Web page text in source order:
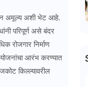
अमूल्य अशी भेट आहे.
परिपूर्ण असे बंदर
रोजगार निर्माण
आरंभ करण्यात
किल्ल्यावरील